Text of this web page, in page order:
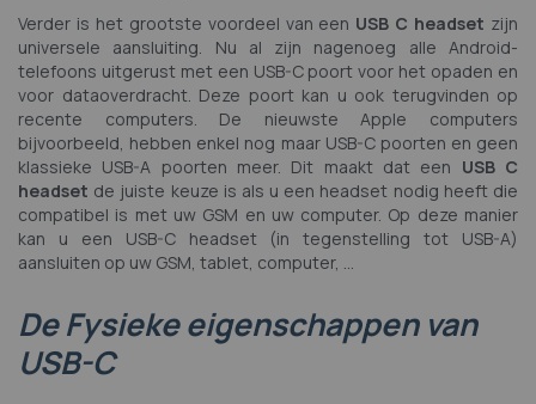
Verder is het grootste voordeel van een USB C headset zijn
universele aansluiting. Nu al zijn nagenoeg alle Android-
telefoons uitgerust met een USB-C poort voor het opaden en
voor dataoverdracht. Deze poort kan u ook terugvinden op
recente computers. De nieuwste Apple computers
bijvoorbeeld, hebben enkel nog maar USB-C poorten en geen
klassieke USB-A poorten meer. Dit maakt dat een USB C
headset de juiste keuze is als u een headset nodig heeft die
compatibel is met uw GSM en uw computer. Op deze manier
kan u een USB-C headset (in tegenstelling tot USB-A)
aansluiten op uw GSM, tablet, computer, ...
De Fysieke eigenschappen van
USB-C